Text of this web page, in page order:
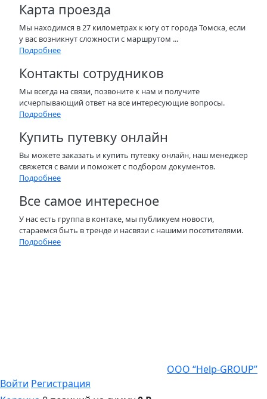
Карта проезда
Мы находимся в 27 километрах к югу от города Томска, если
у вас возникнут сложности с маршрутом ...
Подробнее
Контакты сотрудников
Мы всегда на связи, позвоните к нам и получите
исчерпывающий ответ на все интересующие вопросы.
Подробнее
Купить путевку онлайн
Вы можете заказать и купить путевку онлайн, наш менеджер
свяжется с вами и поможет с подбором документов.
Подробнее
Все самое интересное
У нас есть группа в контаке, мы публикуем новости,
стараемся быть в тренде и насвязи с нашими посетителями.
Подробнее
ООО “Help-GROUP”
Войти Регистрация